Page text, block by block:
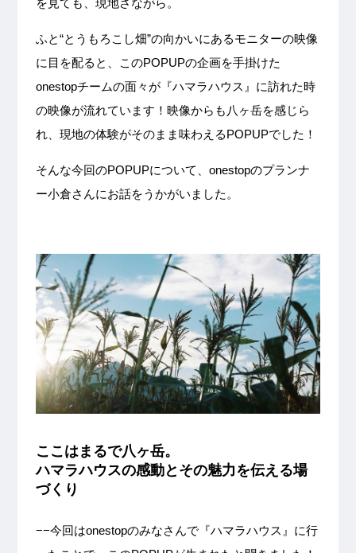
ふと“とうもろこし畑”の向かいにあるモニターの映像
に目を配ると、このPOPUPの企画を手掛けた
onestopチームの面々が『ハマラハウス』に訪れた時
の映像が流れています！映像からも八ヶ岳を感じら
れ、現地の体験がそのまま味わえるPOPUPでした！
そんな今回のPOPUPについて、onestopのプランナ
ー小倉さんにお話をうかがいました。
ここはまるで八ヶ岳。
ハマラハウスの感動とその魅力を伝える場
づくり
−−今回はonestopのみなさんで『ハマラハウス』に行